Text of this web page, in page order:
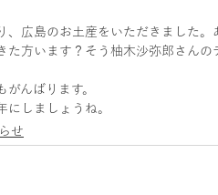
、広島のお土産をいただきました。
た方います？そう柚木沙弥郎さんの
んばります。
にしましょうね。
せ